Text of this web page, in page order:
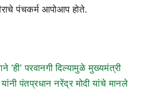
पंचकर्म आपोआप होते.
‘ही’ परवानगी दिल्यामुळे मुख्यमंत्री
पंतप्रधान नरेंद्र मोदी यांचे मानले